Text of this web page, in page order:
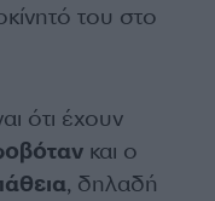
του στο
ότι έχουν
και ο
, δηλαδή